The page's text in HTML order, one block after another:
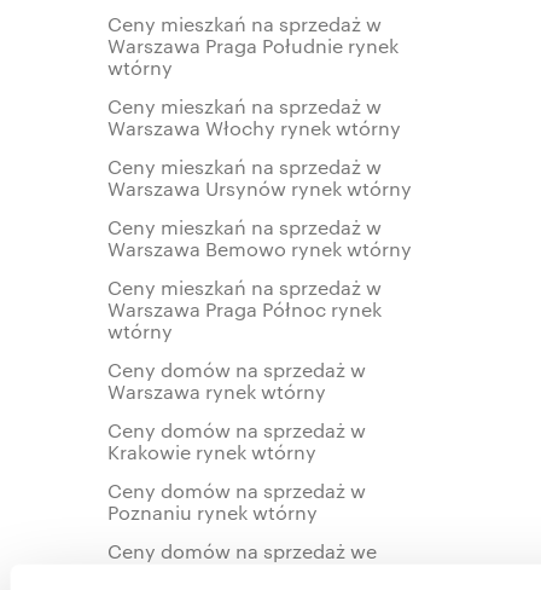
Ceny mieszkań na sprzedaż w
Warszawa Praga Południe rynek
wtórny
Ceny mieszkań na sprzedaż w
Warszawa Włochy rynek wtórny
Ceny mieszkań na sprzedaż w
Warszawa Ursynów rynek wtórny
Ceny mieszkań na sprzedaż w
Warszawa Bemowo rynek wtórny
Ceny mieszkań na sprzedaż w
Warszawa Praga Północ rynek
wtórny
Ceny domów na sprzedaż w
Warszawa rynek wtórny
Ceny domów na sprzedaż w
Krakowie rynek wtórny
Ceny domów na sprzedaż w
Poznaniu rynek wtórny
Ceny domów na sprzedaż we